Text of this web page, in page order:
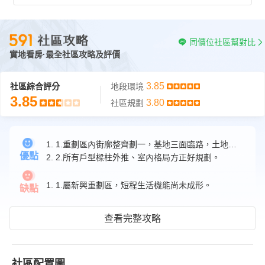
實地看房·最全社區攻略及評價
同價位社區幫對比
社區綜合評分
3.85
地段環境 3.85
社區規劃 3.80
優點
2. 2.所有戶型樑柱外推、室內格局方正好規劃。
缺點 1. 1.屬新興重劃區，短程生活機能尚未成形。
查看完整攻略